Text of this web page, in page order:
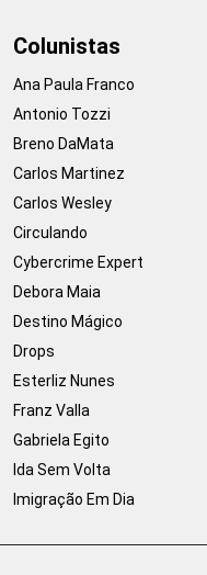
Colunistas
Ana Paula Franco
Antonio Tozzi
Breno DaMata
Carlos Martinez
Carlos Wesley
Circulando
Cybercrime Expert
Debora Maia
Destino Mágico
Drops
Esterliz Nunes
Franz Valla
Gabriela Egito
Ida Sem Volta
Imigração Em Dia